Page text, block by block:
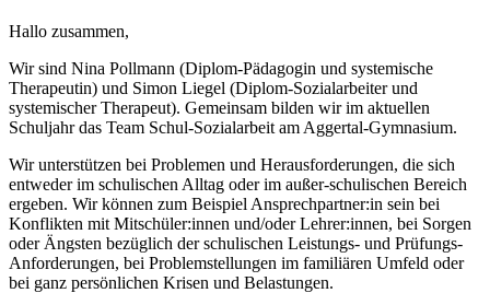
Hallo zusammen,
Wir sind Nina Pollmann (Diplom-Pädagogin und systemische
Therapeutin) und Simon Liegel (Diplom-Sozialarbeiter und
systemischer Therapeut). Gemeinsam bilden wir im aktuellen
Schuljahr das Team Schul-Sozialarbeit am Aggertal-Gymnasium.
Wir unterstützen bei Problemen und Herausforderungen, die sich
entweder im schulischen Alltag oder im außer-schulischen Bereich
ergeben. Wir können zum Beispiel Ansprechpartner:in sein bei
Konflikten mit Mitschüler:innen und/oder Lehrer:innen, bei Sorgen
oder Ängsten bezüglich der schulischen Leistungs- und Prüfungs-
Anforderungen, bei Problemstellungen im familiären Umfeld oder
bei ganz persönlichen Krisen und Belastungen.